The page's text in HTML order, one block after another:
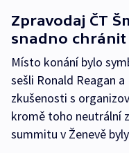
Zpravodaj ČT
snadno chránit
Místo konání bylo
sešli Ronald Reagan
zkušenosti s
kromě toho neutrální
summitu v Ženevě